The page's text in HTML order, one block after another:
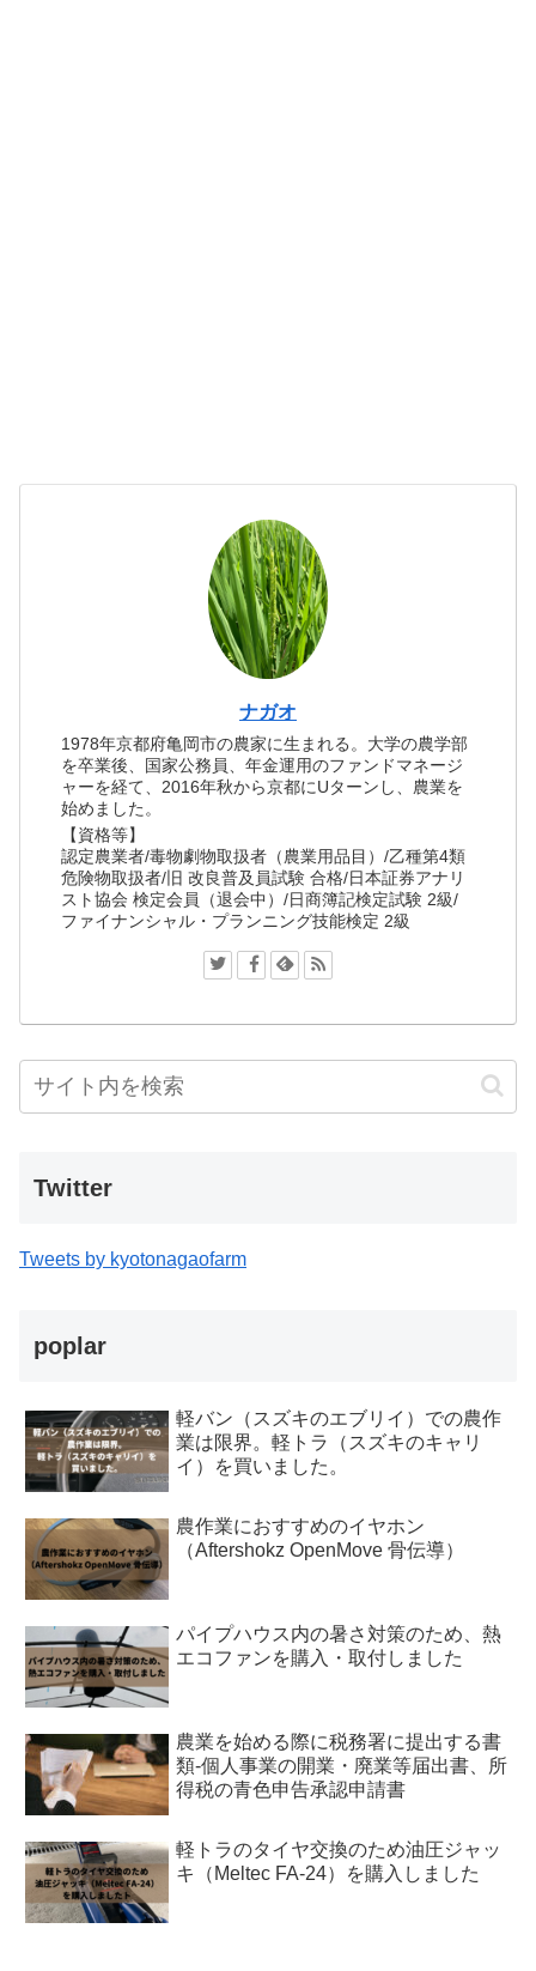
ナガオ
1978年京都府亀岡市の農家に生まれる。大学の農学部
を卒業後、国家公務員、年金運用のファンドマネージ
ャーを経て、2016年秋から京都にUターンし、農業を
始めました。
【資格等】
認定農業者/毒物劇物取扱者（農業用品目）/乙種第4類
危険物取扱者/旧 改良普及員試験 合格/日本証券アナリ
スト協会 検定会員（退会中）/日商簿記検定試験 2級/
ファイナンシャル・プランニング技能検定 2級
Twitter
Tweets by kyotonagaofarm
poplar
軽バン（スズキのエブリイ）での農作
業は限界。軽トラ（スズキのキャリ
イ）を買いました。
農作業におすすめのイヤホン
（Aftershokz OpenMove 骨伝導）
パイプハウス内の暑さ対策のため、熱
エコファンを購入・取付しました
農業を始める際に税務署に提出する書
類-個人事業の開業・廃業等届出書、所
得税の青色申告承認申請書
軽トラのタイヤ交換のため油圧ジャッ
キ（Meltec FA-24）を購入しました